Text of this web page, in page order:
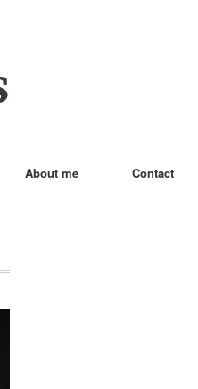
About me Contact